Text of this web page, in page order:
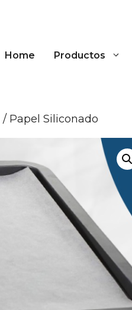
Home Productos
/ Papel Siliconado